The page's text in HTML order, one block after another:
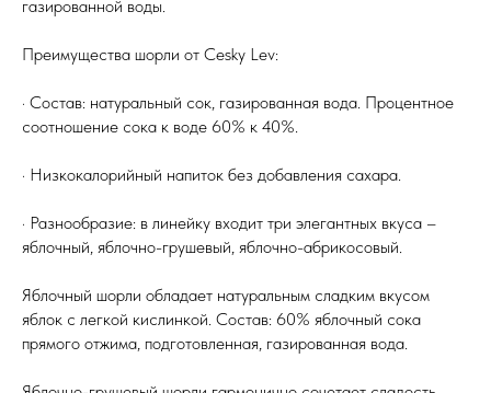
газированной воды.
Преимущества шорли от Cesky Lev:
· Состав: натуральный сок, газированная вода. Процентное
соотношение сока к воде 60% к 40%.
· Низкокалорийный напиток без добавления сахара.
· Разнообразие: в линейку входит три элегантных вкуса –
яблочный, яблочно-грушевый, яблочно-абрикосовый.
Яблочный шорли обладает натуральным сладким вкусом
яблок с легкой кислинкой. Состав: 60% яблочный сока
прямого отжима, подготовленная, газированная вода.